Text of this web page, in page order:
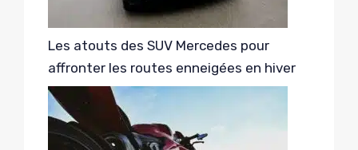
Les atouts des SUV Mercedes pour
affronter les routes enneigées en hiver